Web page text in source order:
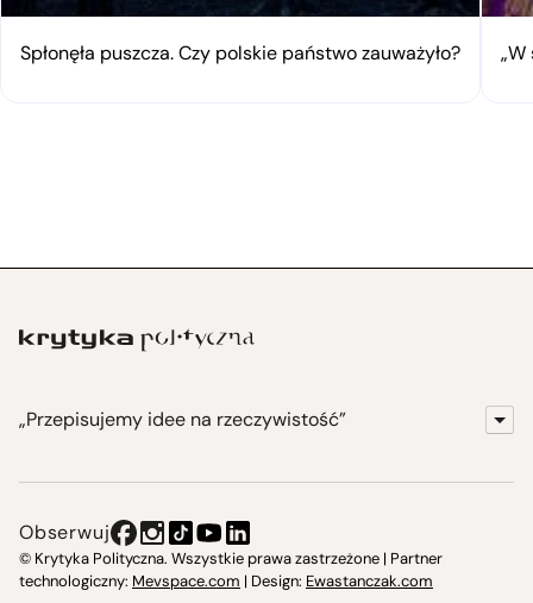
Spłonęła puszcza. Czy polskie państwo zauważyło?
„Przepisujemy idee na rzeczywistość”
Instytut Krytyki Politycznej
Obserwuj
© Krytyka Polityczna. Wszystkie prawa zastrzeżone | Partner
technologiczny: Mevspace.com | Design: Ewastanczak.com